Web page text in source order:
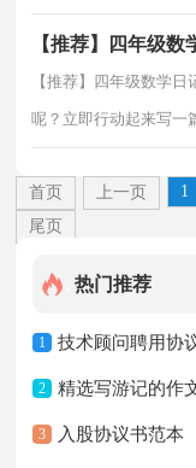
【推荐】四年级数
【推荐】四年级数学
呢？立即行动起来写一
首页
上一页 1
尾页
热门推荐
1 技术顾问聘用协
2 精选写游记的作
3 入股协议书范本